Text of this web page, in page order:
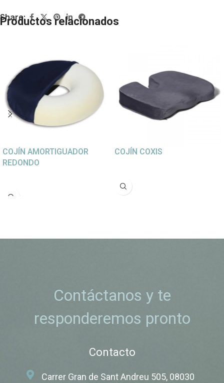
Share:
Productos relacionados
COJÍN AMORTIGUADOR
REDONDO
COJÍN COXIS
Contáctanos y te
responderemos pronto
Contacto
Carrer Gran de Sant Andreu 505, 08030